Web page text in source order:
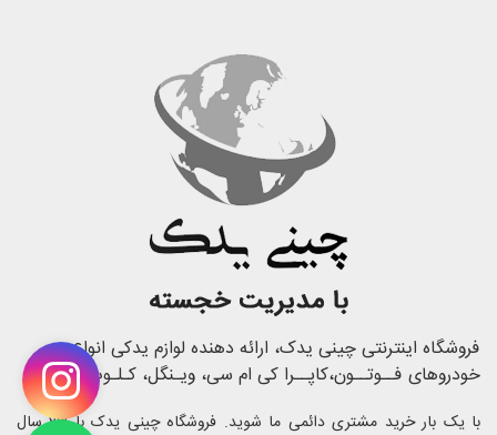
فروشگاه اینترنتی چینی یدک، ارائه دهنده لوازم یدکی انواع
خودروهای فــوتــون،کاپــرا کی ام سی، ویـنگل، کـلـوت
با یک بار خرید مشتری دائمی ما شوید. فروشگاه چینی یدک با 23 سال